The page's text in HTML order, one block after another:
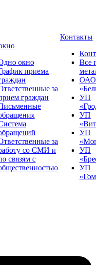
окно
приема
за
граждан
за
со СМИ и
связям с
Контакты
Все
ОАО
УП
УП
УП
УП
УП